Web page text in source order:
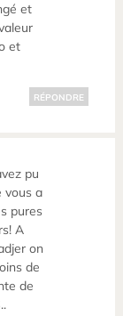
et
et
RÉPONDRE
pu
vous a
pures
A
on
de
de